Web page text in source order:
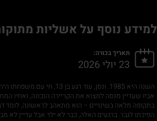
למידע נוסף על אשליות
תאריך בכורה:
23 יולי 2026
השנה היא 1985. ונסן, עוד
אביו שעדיין מנסה למצוא את הקריירה הנכונה, ואחיו
בתקופה מלאה בשינויים – הוא מתאהב לראשונה, לומד
הפיכתו לגבר. ברגעים האלה, כבר לא ילד אבל עדיין לא